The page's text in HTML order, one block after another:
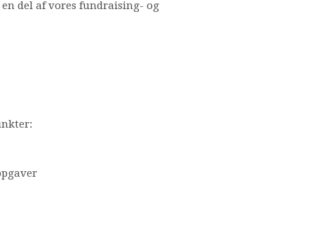
del af vores fundraising- og